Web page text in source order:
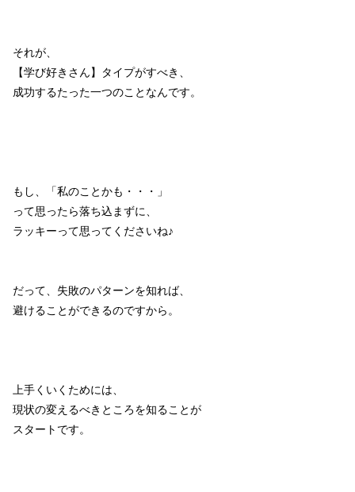
それが、
【学び好きさん】タイプがすべき、
成功するたった一つのことなんです。
もし、「私のことかも・・・」
って思ったら落ち込まずに、
ラッキーって思ってくださいね♪
だって、失敗のパターンを知れば、
避けることができるのですから。
上手くいくためには、
現状の変えるべきところを知ることが
スタートです。